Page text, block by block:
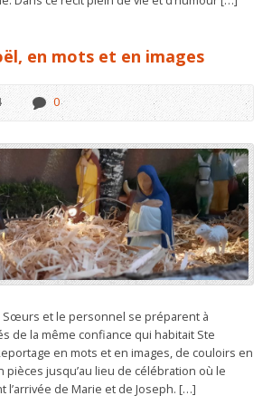
en mots et en images
0
Sœurs et le personnel se préparent à
de la même confiance qui habitait Ste
en mots et en images, de couloirs en
pièces jusqu’au lieu de célébration où le
l’arrivée de Marie et de Joseph. […]